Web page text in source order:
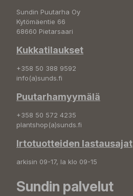
Sundin Puutarha Oy
Kytömäentie 66
68660 Pietarsaari
Kukkatilaukset
+358 50 388 9592
info(a)sunds.fi
Puutarhamyymälä
+358 50 572 4235
plantshop(a)sunds.fi
Irtotuotteiden lastausajat
arkisin 09-17, la klo 09-15
Sundin palvelut